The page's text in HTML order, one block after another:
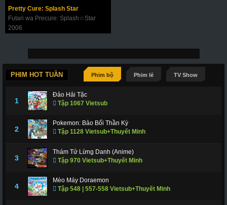
Pretty Cure: Splash Star
Futari wa Precure: Splash☆Star
2006
PHIM HOT TUẦN Phim bộ Phim lẻ TV Show
1
Đảo Hải Tặc
Tập 1067 Vietsub
2
Pokemon: Bảo Bối Thần Kỳ
Tập 1128 Vietsub+Thuyết Minh
3
Thám Tử Lừng Danh (Anime)
Tập 970 Vietsub+Thuyết Minh
4
Mèo Máy Doraemon
Tập 548 | 557-558 Vietsub+Thuyết Minh